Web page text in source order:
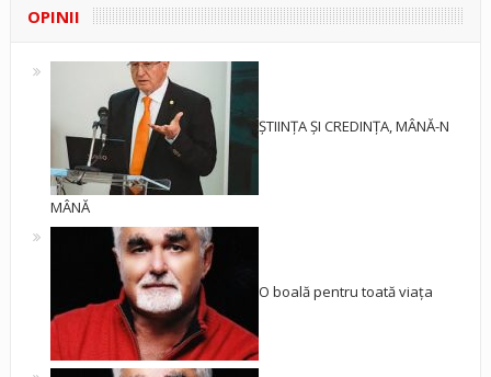
OPINII
ȘTIINȚA ȘI CREDINȚA, MÂNĂ-N
MÂNĂ
O boală pentru toată viața